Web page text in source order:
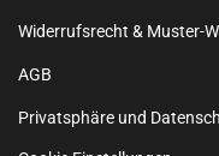
Widerrufsrecht & Muster-
AGB
Privatsphäre und